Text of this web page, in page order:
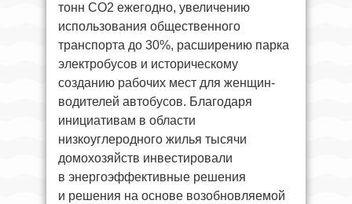
тонн CO2 ежегодно, увеличению
использования общественного
транспорта до 30%, расширению парка
электробусов и историческому
созданию рабочих мест для женщин-
водителей автобусов. Благодаря
инициативам в области
низкоуглеродного жилья тысячи
домохозяйств инвестировали
в энергоэффективные решения
и решения на основе возобновляемой